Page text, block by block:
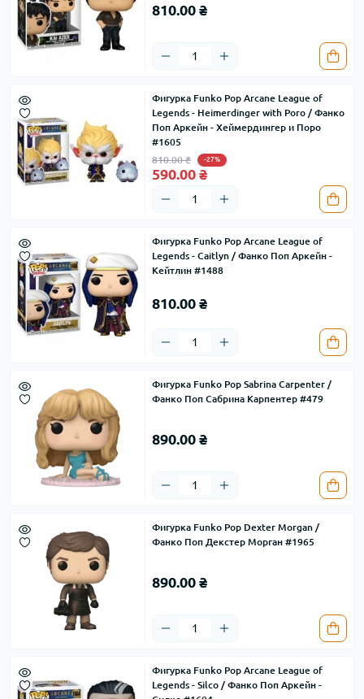
810.00 ₴
Фигурка Funko Pop Arcane League of
Legends - Heimerdinger with Poro / Фанко
Поп Аркейн - Хеймердингер и Поро
#1605
810.00 ₴
-27%
590.00 ₴
Фигурка Funko Pop Arcane League of
Legends - Caitlyn / Фанко Поп Аркейн -
Кейтлин #1488
810.00 ₴
Фигурка Funko Pop Sabrina Carpenter /
Фанко Поп Сабрина Карпентер #479
890.00 ₴
Фигурка Funko Pop Dexter Morgan /
Фанко Поп Декстер Морган #1965
890.00 ₴
Фигурка Funko Pop Arcane League of
Legends - Silco / Фанко Поп Аркейн -